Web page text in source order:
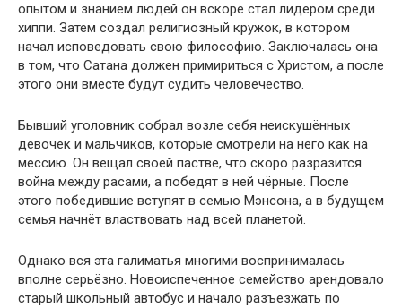
опытом и знанием людей он вскоре стал лидером среди
хиппи. Затем создал религиозный кружок, в котором
начал исповедовать свою философию. Заключалась она
в том, что Сатана должен примириться с Христом, а после
этого они вместе будут судить человечество.
Бывший уголовник собрал возле себя неискушённых
девочек и мальчиков, которые смотрели на него как на
мессию. Он вещал своей пастве, что скоро разразится
война между расами, а победят в ней чёрные. После
этого победившие вступят в семью Мэнсона, а в будущем
семья начнёт властвовать над всей планетой.
Однако вся эта галиматья многими воспринималась
вполне серьёзно. Новоиспеченное семейство арендовало
старый школьный автобус и начало разъезжать по